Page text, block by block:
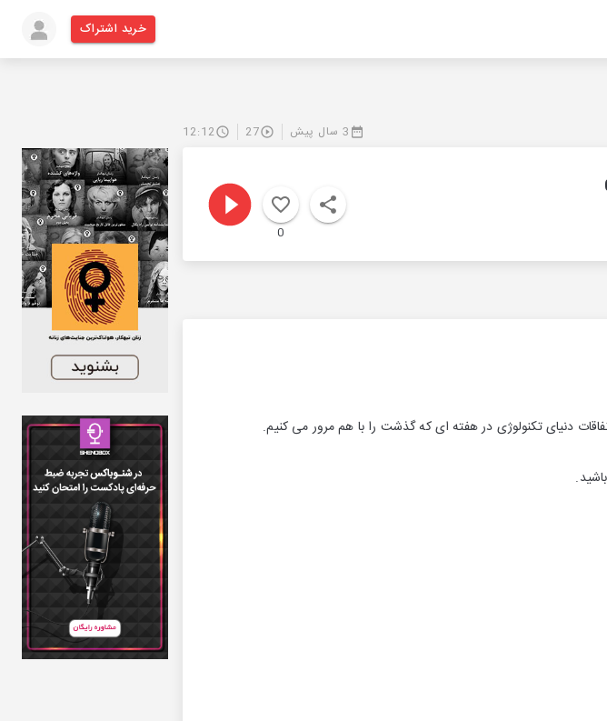
خرید اشتراک
3 سال پیش 27
12:12
0
دنیای تکنولوژی در هفته ای که گذشت را با هم مرور می کنیم.